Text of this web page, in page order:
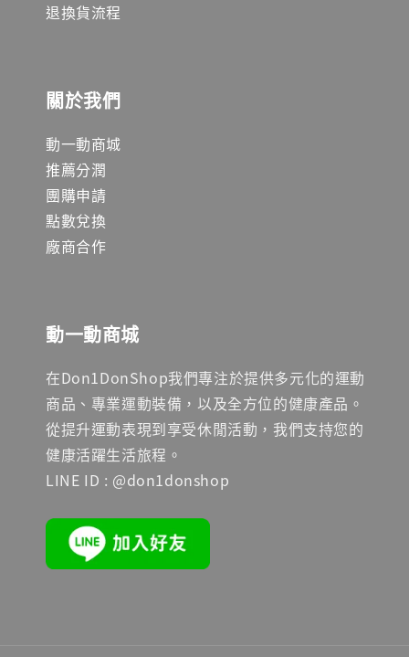
退換貨流程
關於我們
動一動商城
推薦分潤
團購申請
點數兌換
廠商合作
動一動商城
在Don1DonShop我們專注於提供多元化的運動
商品、專業運動裝備，以及全方位的健康產品。
從提升運動表現到享受休閒活動，我們支持您的
健康活躍生活旅程。
LINE ID : @don1donshop